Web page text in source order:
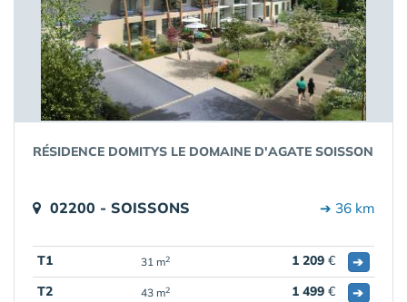
RÉSIDENCE DOMITYS LE DOMAINE D'AGATE SOISSON
02200 - SOISSONS ➔ 36 km
T1 31 m2 1 209 €
➔
T2
43 m2 1 499 €
➔